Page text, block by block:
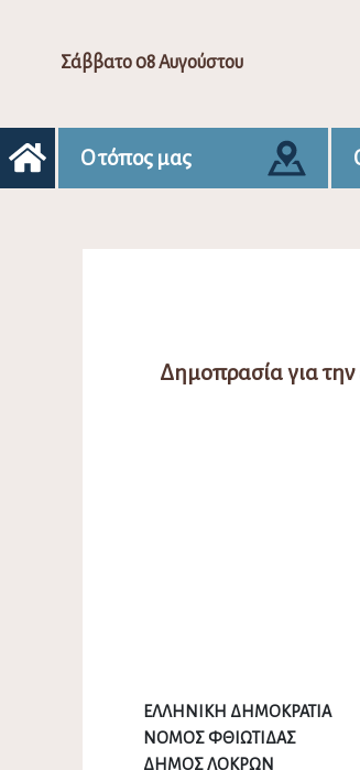
Σάββατο 08 Αυγούστου
Ο τόπος μας
Δημοπρασία για
ΕΛΛΗΝΙΚΗ
ΝΟΜΟΣ
ΔΗΜΟΣ ΛΟΚΡΩΝ